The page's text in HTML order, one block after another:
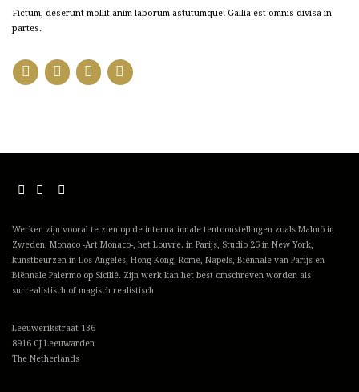
Fictum, deserunt mollit anim laborum astutumque! Gallia est omnis divisa in
partes.
Werken zijn vooral te zien op de internationale tentoonstellingen zoals Malmö in
Zweden, Monaco -Art Monaco-, het Louvre. in Parijs, Studio 26 in New York,
kunstbeurzen in Los Angeles, Hong Kong, Rome, Napels, Biënnale van Parijs en
Biënnale Palermo op Sicilië. Zijn werk kan het best omschreven worden als
surrealistisch of magisch realistisch
Leeuwerikstraat 136
8916 CJ Leeuwarden
The Netherlands